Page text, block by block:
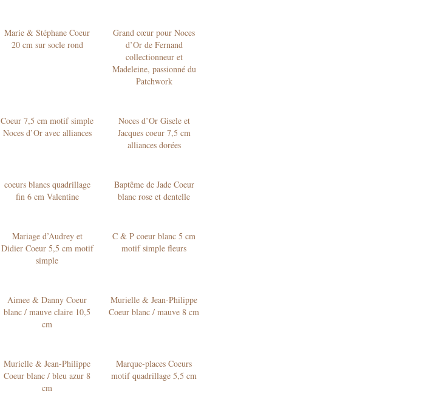
Marie & Stéphane Coeur
20 cm sur socle rond
Grand cœur pour Noces
d’Or de Fernand
collectionneur et
Madeleine, passionné du
Patchwork
Coeur 7,5 cm motif simple
Noces d’Or avec alliances
Noces d’Or Gisele et
Jacques coeur 7,5 cm
alliances dorées
coeurs blancs quadrillage
fin 6 cm Valentine
Baptême de Jade Coeur
blanc rose et dentelle
Mariage d’Audrey et
Didier Coeur 5,5 cm motif
simple
C & P coeur blanc 5 cm
motif simple fleurs
Aimee & Danny Coeur
blanc / mauve claire 10,5
cm
Murielle & Jean-Philippe
Coeur blanc / mauve 8 cm
Murielle & Jean-Philippe
Coeur blanc / bleu azur 8
cm
Marque-places Coeurs
motif quadrillage 5,5 cm